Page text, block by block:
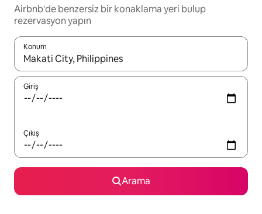
Airbnb'de benzersiz bir konaklama yeri bulup
rezervasyon yapın
Konum
Sonuçlar kullanılabilir olduğunda yukarı ve aşağı oklarıyla
Giriş
Çıkış
Arama